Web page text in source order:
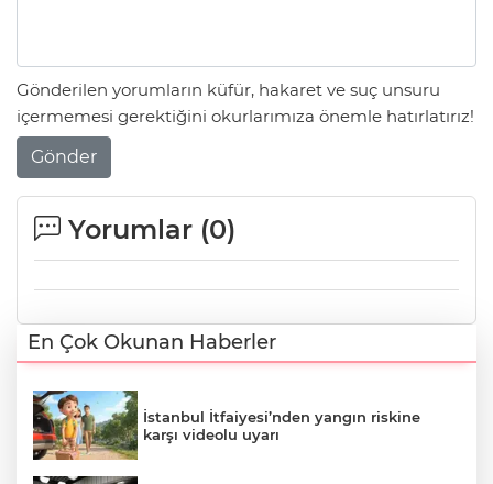
Gönderilen yorumların küfür, hakaret ve suç unsuru
içermemesi gerektiğini okurlarımıza önemle hatırlatırız!
Gönder
Yorumlar (0)
En Çok Okunan Haberler
İstanbul İtfaiyesi’nden yangın riskine
karşı videolu uyarı